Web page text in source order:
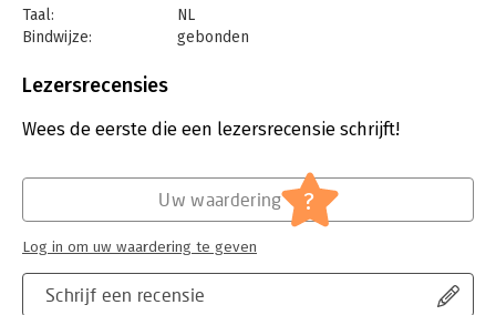
ze bereid worden op Sumatra en mijn eigen recepten, met
ingrediënten die ik graag gebruik. Denk aan de traditionele
stoofgerechten met vlees. Of een vegetarische rendang, met
tempé en allerlei verschillende soorten groenten. Maar ook
gebruikt - zo lang het eindresultaat maar echt héél lekker is.
Taal:
NL
Bindwijze:
gebonden
Uitgever:
Verschijningsdatum:
11-10-2024
Lezersrecensies
Wees de eerste die een lezersrecensie schrijft!
Schrijf een recensie
Uw waardering ?
Log in om uw waardering te geven